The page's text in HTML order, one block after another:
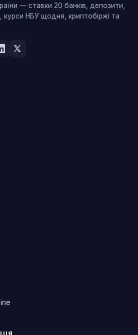
— ставки 20 банків, депозити,
курси НБУ щодня, криптобіржі та